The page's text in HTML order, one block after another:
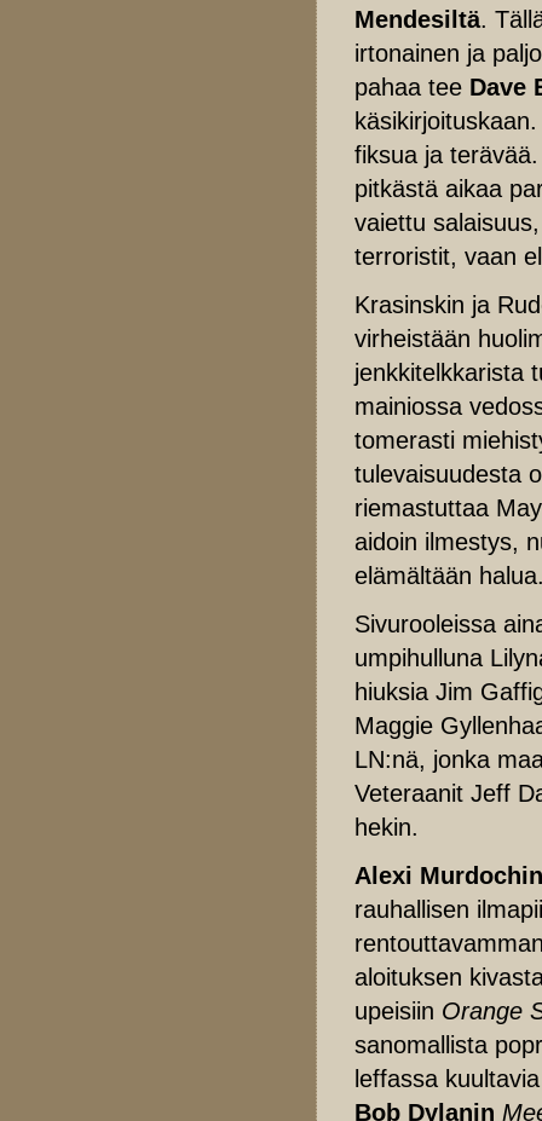
Mendesiltä.
irtonainen ja
pahaa tee Dave
fiksua ja
pitkästä aikaa
vaiettu
terroristit, vaan
Krasinskin ja
virheistään
jenkkitelkkarista
mainiossa
tomerasti
tulevaisuudesta
riemastuttaa
aidoin ilmestys,
elämältään
Sivurooleissa
umpihulluna
hiuksia Jim
Maggie
LN:nä, jonka
Veteraanit Jeff
hekin.
Alexi Murdochin
rauhallisen
aloituksen
upeisiin Orange
sanomallista
leffassa
Bob Dylanin